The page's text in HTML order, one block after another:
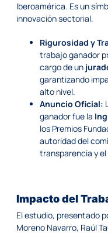
Iberoamérica. Es un
innovación sectorial.
Rigurosidad y
trabajo ganador
cargo de un
garantizando
alto nivel.
Anuncio Oficial:
ganador fue la
los Premios
autoridad del
transparencia y
Impacto del
El estudio, presentado
Moreno Navarro, Raúl